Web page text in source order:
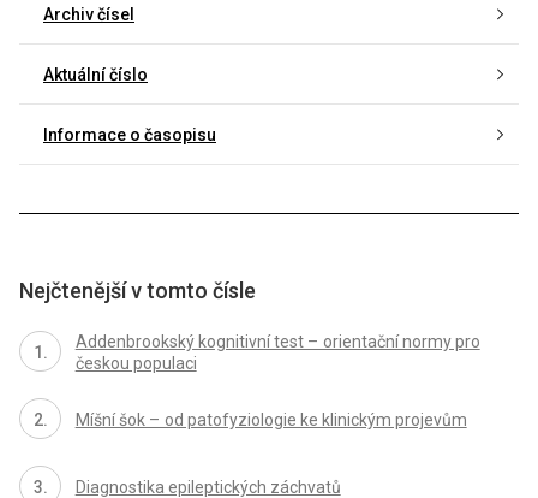
Archiv čísel
Aktuální číslo
Informace o časopisu
Nejčtenější v tomto čísle
Addenbrookský kognitivní test – orientační normy pro
českou populaci
Míšní šok – od patofyziologie ke klinickým projevům
Dia­gnostika epileptických záchvatů